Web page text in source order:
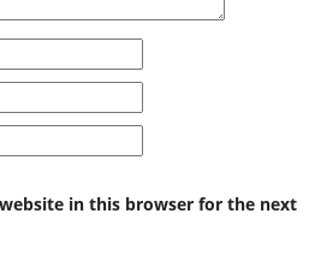
in this browser for the next